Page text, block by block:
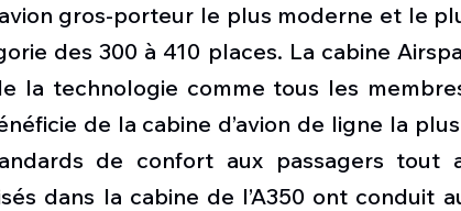
gros-porteur le plus moderne et le
des 300 à 410 places. La cabine
la technologie comme tous les
de la cabine d’avion de ligne la
de confort aux passagers
dans la cabine de l’A350 ont conduit